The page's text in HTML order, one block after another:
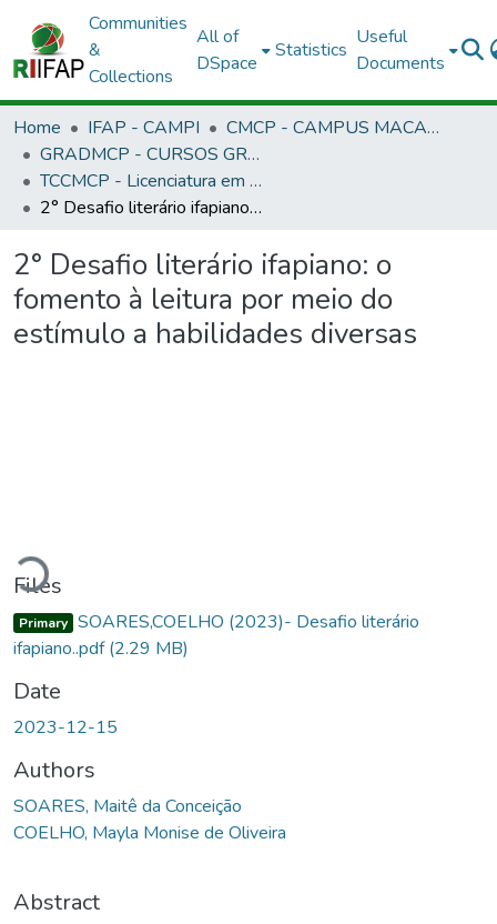
Communities
&
Collections
All of
DSpace
Statistics
Useful
Documents
Home IFAP - CAMPI
CMCP - CAMPUS MACAPÁ
GRADMCP - CURSOS GRADUAÇÃO - CAMPUS MACAPÁ
TCCMCP - Licenciatura em Letras Português/Inglês
2° Desafio literário ifapiano: o fomento à leitura por meio do estímulo a habilidades diversas
2° Desafio literário ifapiano: o
fomento à leitura por meio do
estímulo a habilidades diversas
Files
Primary SOARES,COELHO (2023)- Desafio literário
ifapiano..pdf(2.29 MB)
Date
2023-12-15
Authors
SOARES, Maitê da Conceição
COELHO, Mayla Monise de Oliveira
Abstract